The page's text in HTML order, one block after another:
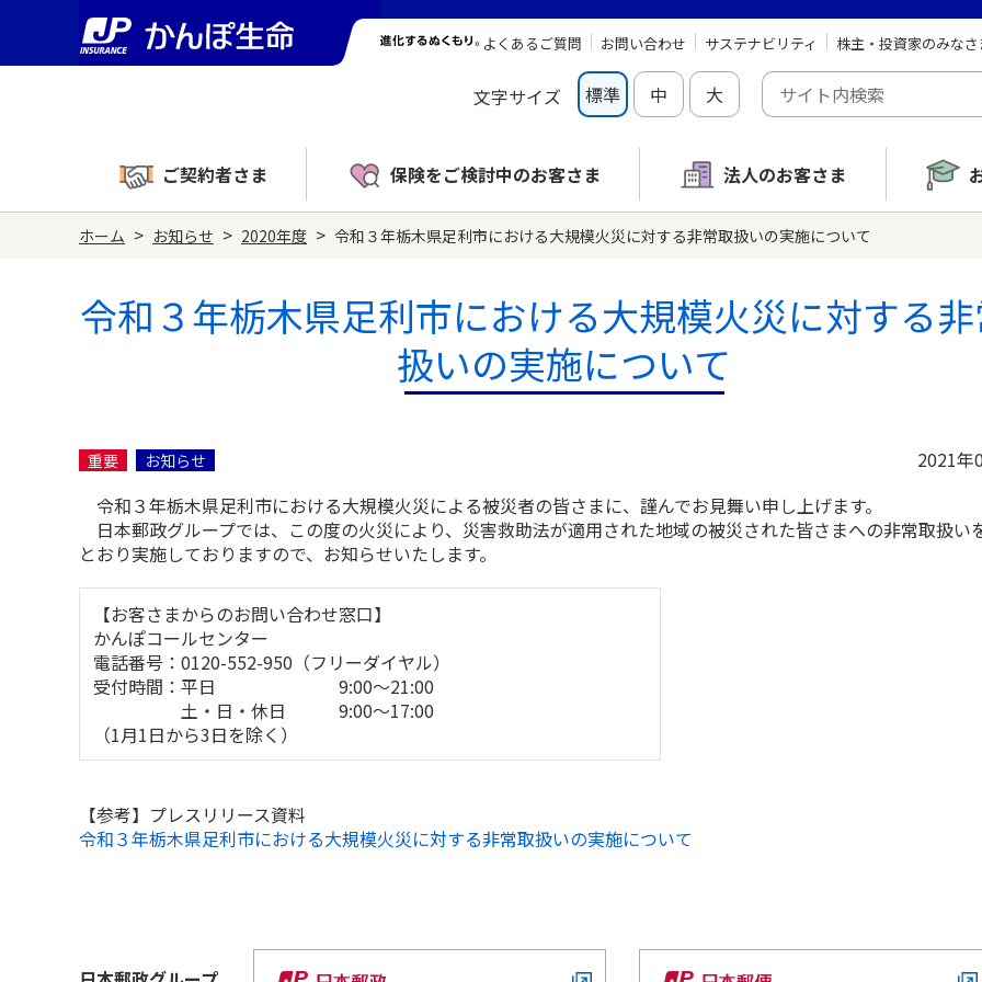
よくあるご質問 お問い合わせ サステナビリティ 株主・投資家のみな
文字サイズ 標準 中 大
ご契約者さま 保険をご検討中のお客さま 法人のお客さま
ホーム > お知らせ > 2020年度 > 令和３年栃木県足利市における大規模火災に対する非常取扱いの実施について
令和３年栃木県足利市における大規模火災に対する
扱いの実施について
重要 お知らせ
2021年
令和３年栃木県足利市における大規模火災による被災者の皆さまに、謹んでお見舞い申し上げます。
日本郵政グループでは、この度の火災により、災害救助法が適用された地域の被災された皆さまへの非常取扱い
とおり実施しておりますので、お知らせいたします。
【お客さまからのお問い合わせ窓口】
かんぽコールセンター
電話番号：0120-552-950（フリーダイヤル）
受付時間：平日 9:00～21:00
土・日・休日 9:00～17:00
（1月1日から3日を除く）
【参考】プレスリリース資料
令和３年栃木県足利市における大規模火災に対する非常取扱いの実施について